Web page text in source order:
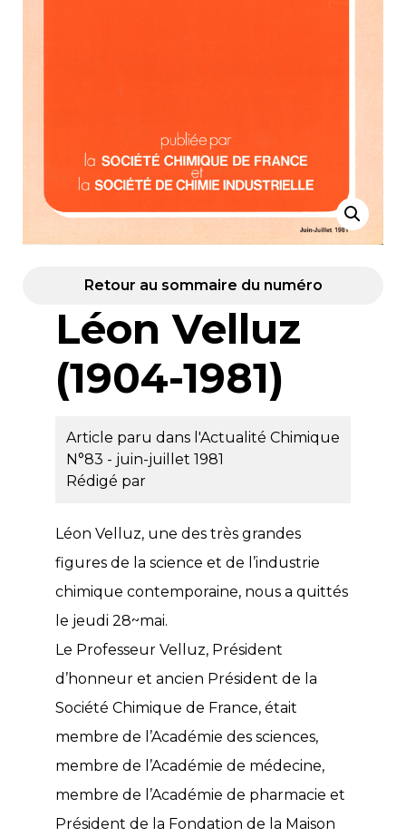
Retour au sommaire du numéro
Léon Velluz
(1904-1981)
Article paru dans l'Actualité Chimique
N°83 - juin-juillet 1981
Rédigé par
Léon Velluz, une des très grandes
figures de la science et de l’industrie
chimique contemporaine, nous a quittés
le jeudi 28~mai.
Le Professeur Velluz, Président
d’honneur et ancien Président de la
Société Chimique de France, était
membre de l’Académie des sciences,
membre de l’Académie de médecine,
membre de l’Académie de pharmacie et
Président de la Fondation de la Maison